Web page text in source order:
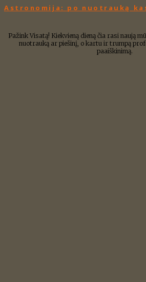
Astronomija: po nuotrauką
Pažink Visatą! Kiekvieną dieną čia rasi naują
nuotrauką ar piešinį, o kartu ir trumpą
paaiškinimą.